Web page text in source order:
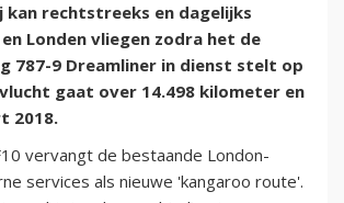
kan rechtstreeks en dagelijks
Londen vliegen zodra het de
787-9 Dreamliner in dienst stelt op
gaat over 14.498 kilometer en
2018.
vervangt de bestaande London-
services als nieuwe 'kangaroo route'.